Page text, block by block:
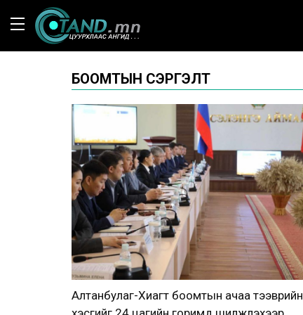
БООМТЫН СЭРГЭЛТ
Алтанбулаг-Хиагт боомтын ачаа тээврийн